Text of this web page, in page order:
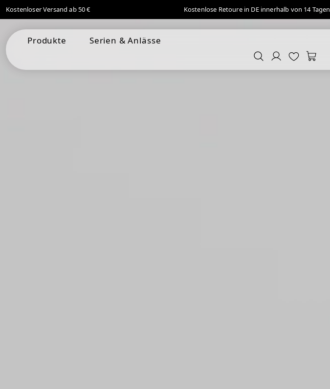
Zur Hauptnavigation springen
Kostenloser Versand ab 50 € Kostenlose Retoure in DE innerhalb von 14 Tagen
Produkte Serien & Anlässe